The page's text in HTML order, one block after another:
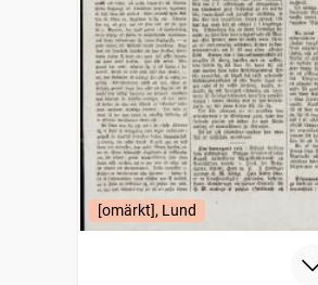
[omärkt], Lund